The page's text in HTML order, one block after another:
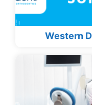
Western